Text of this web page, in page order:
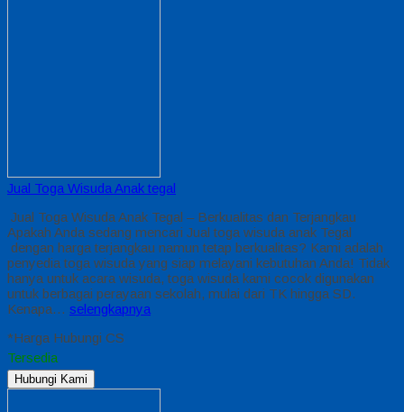
Jual Toga Wisuda Anak tegal
Jual Toga Wisuda Anak Tegal – Berkualitas dan Terjangkau
Apakah Anda sedang mencari Jual toga wisuda anak Tegal
dengan harga terjangkau namun tetap berkualitas? Kami adalah
penyedia toga wisuda yang siap melayani kebutuhan Anda! Tidak
hanya untuk acara wisuda, toga wisuda kami cocok digunakan
untuk berbagai perayaan sekolah, mulai dari TK hingga SD.
Kenapa… selengkapnya
*Harga Hubungi CS
Tersedia
Hubungi Kami